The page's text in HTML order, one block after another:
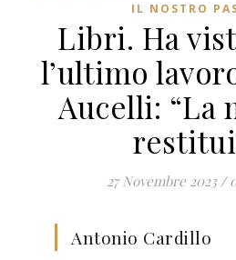
IL NOSTRO
Libri. Ha
l’ultimo
Aucelli: “La
27 Novembre 2023 /
Antonio Cardillo